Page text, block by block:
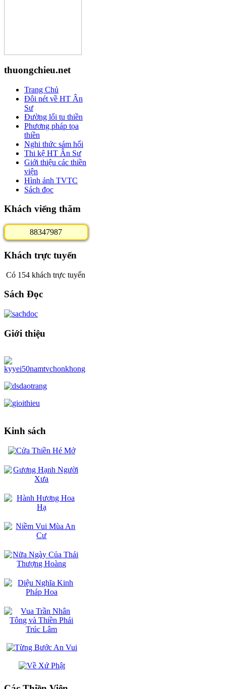
thuongchieu.net
Trang Chủ
Đôi nét về HT Ân
Sư
Đường lối tu thiền
Phương pháp tọa
thiền
Nghi thức sám hối
Thi kệ HT Ân Sư
Giới thiệu các thiền
viện
Hình ảnh TVTC
Sách đọc
Khách viếng thăm
88347987
Khách trực tuyến
Có 154 khách trực tuyến
Sách Đọc
Giới thiệu
Kinh sách